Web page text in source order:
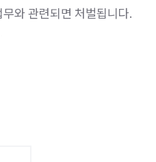
와 관련되면 처벌됩니다.